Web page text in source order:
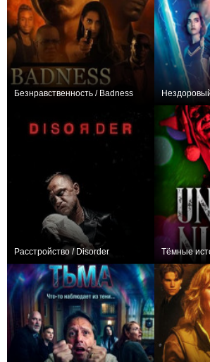
Безнравственность / Badness
Расстройство / Disorder Тёмные